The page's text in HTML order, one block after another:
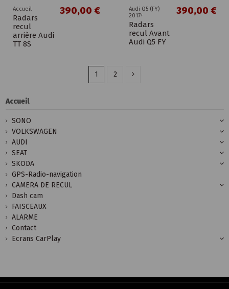
Accueil
Radars
recul
arrière Audi
TT 8S
390,00 €
Audi Q5 (FY)
2017+
Radars
recul Avant
Audi Q5 FY
390,00 €
1 2
Accueil
SONO
VOLKSWAGEN
AUDI
SEAT
SKODA
GPS-Radio-navigation
CAMERA DE RECUL
Dash cam
FAISCEAUX
ALARME
Contact
Ecrans CarPlay